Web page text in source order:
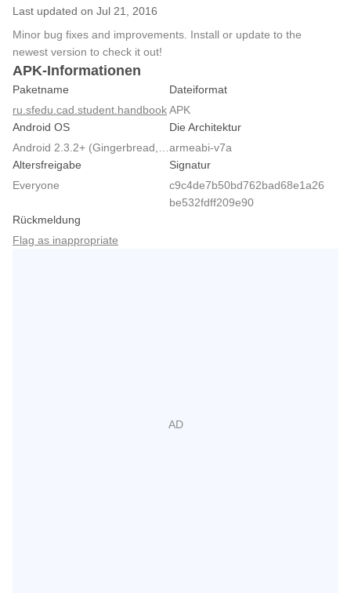
Last updated on Jul 21, 2016
Minor bug fixes and improvements. Install or update to the
newest version to check it out!
APK-Informationen
Paketname
ru.sfedu.cad.student.handbook
Dateiformat
APK
Android OS
Die Architektur
armeabi-v7a
Altersfreigabe
Everyone
Signatur
c9c4de7b50bd762bad68e1a26
be532fdff209e90
Rückmeldung
Flag as inappropriate